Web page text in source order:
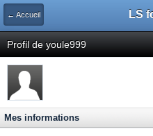
← Accueil LS
Profil de youle999
Mes informations